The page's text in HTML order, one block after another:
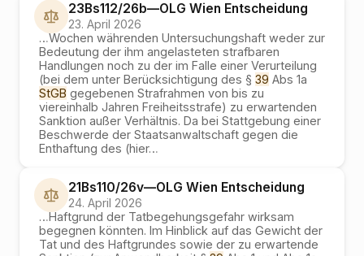
23Bs112/26b—OLG Wien Entscheidung
23. April 2026
…Wochen währenden Untersuchungshaft weder zur
Bedeutung der ihm angelasteten strafbaren
Handlungen noch zu der im Falle einer Verurteilung
(bei dem unter Berücksichtigung des § 39 Abs 1a
StGB gegebenen Strafrahmen von bis zu
viereinhalb Jahren Freiheitsstrafe) zu erwartenden
Sanktion außer Verhältnis. Da bei Stattgebung einer
Beschwerde der Staatsanwaltschaft gegen die
Enthaftung des (hier…
21Bs110/26v—OLG Wien Entscheidung
24. April 2026
…Haftgrund der Tatbegehungsgefahr wirksam
begegnen könnten. Im Hinblick auf das Gewicht der
Tat und des Haftgrundes sowie der zu erwartende